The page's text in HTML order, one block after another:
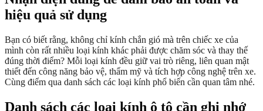
hiệu quả sử dụng
Bạn có biết rằng, không chỉ kính chắn gió mà trên chiếc xe của
mình còn rất nhiều loại kính khác phải được chăm sóc và thay thế
đúng thời điểm? Mỗi loại kính đều giữ vai trò riêng, liên quan mật
thiết đến công năng bảo vệ, thẩm mỹ và tích hợp công nghệ trên xe.
Cùng điểm qua danh sách các loại kính phổ biến cần quan tâm nhé.
Danh sách các loại kính ô tô cần ghi nhớ